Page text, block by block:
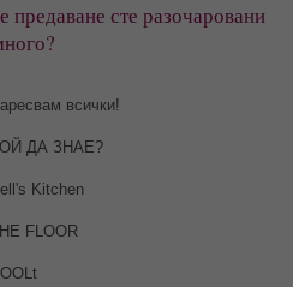
предаване сте разочаровани
всички!
ДА ЗНАЕ?
Kitchen
FLOOR